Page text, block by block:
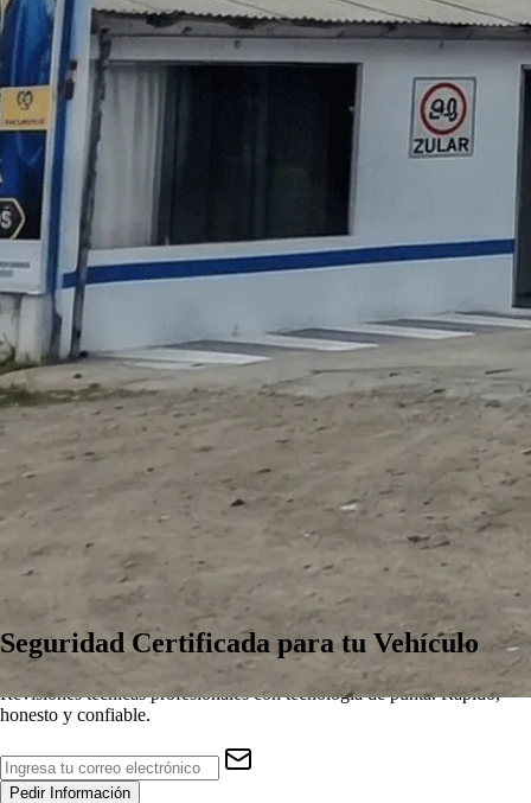
SeguridadCertificada para tu Vehículo
Revisiones técnicas profesionales con tecnología de punta. Rápido,
honesto y confiable.
Pedir Información